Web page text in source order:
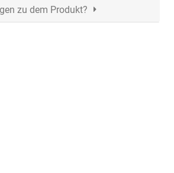
zu dem Produkt?